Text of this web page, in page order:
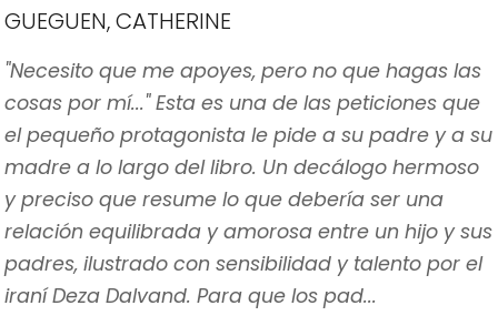
GUEGUEN, CATHERINE
"Necesito que me apoyes, pero no que hagas las
cosas por mí..." Esta es una de las peticiones que
el pequeño protagonista le pide a su padre y a su
madre a lo largo del libro. Un decálogo hermoso
y preciso que resume lo que debería ser una
relación equilibrada y amorosa entre un hijo y sus
padres, ilustrado con sensibilidad y talento por el
iraní Deza Dalvand. Para que los pad...